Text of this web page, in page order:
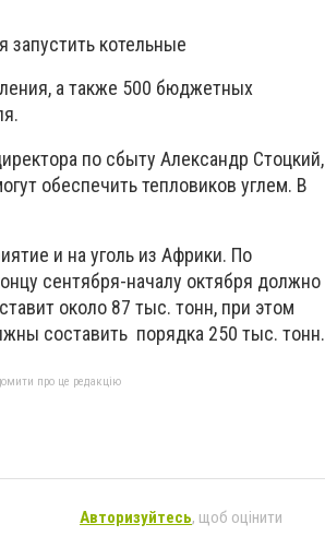
запустить котельные
а также 500 бюджетных
по сбыту Александр Стоцкий,
обеспечить тепловиков углем. В
и на уголь из Африки. По
сентября-началу октября должно
около 87 тыс. тонн, при этом
составить порядка 250 тыс. тонн.
про це редакцію
Авторизуйтесь, щоб оцінити